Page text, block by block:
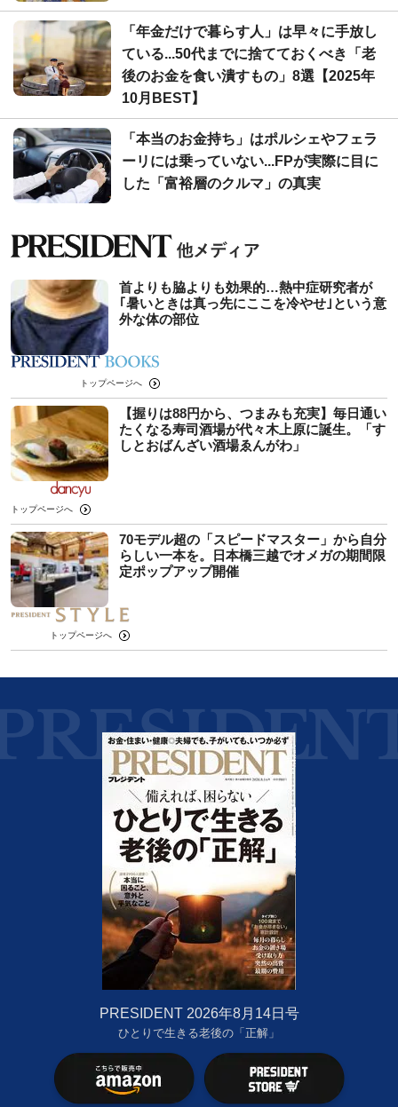
「年金だけで暮らす人」は早々に手放し
ている...50代までに捨てておくべき「老
後のお金を食い潰すもの」8選【2025年
10月BEST】
「本当のお金持ち」はポルシェやフェラ
ーリには乗っていない...FPが実際に目に
した「富裕層のクルマ」の真実
首よりも脇よりも効果的…熱中症研究者が
｢暑いときは真っ先にここを冷やせ｣という意
外な体の部位
トップページへ
【握りは88円から、つまみも充実】毎日通い
たくなる寿司酒場が代々木上原に誕生。「す
しとおばんざい酒場ゑんがわ」
トップページへ
70モデル超の「スピードマスター」から自分
らしい一本を。日本橋三越でオメガの期間限
定ポップアップ開催
トップページへ
PRESIDENT 2026年8月14日号
ひとりで生きる老後の「正解」